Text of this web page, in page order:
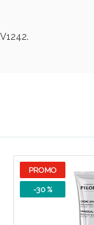
PROMO
-30 %